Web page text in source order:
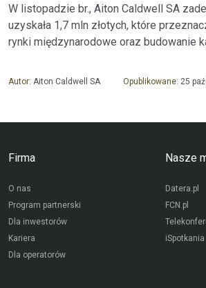
W listopadzie br., Aiton Caldwell SA
uzyskała 1,7 mln złotych, które
rynki międzynarodowe oraz budowanie
Autor: Aiton Caldwell SA Opublikowane: 25
Firma
O nas
Program partnerski
Dla inwestorów
Kariera
Dla operatorów
Nasze
Datera.pl
FCN.pl
iSpotkania